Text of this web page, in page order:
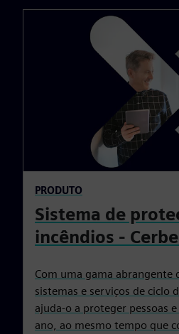
PRODUTO
Sistema de
incêndios -
Com uma gama abrangente
sistemas e serviços de ciclo
ajuda-o a proteger pessoas
ano, ao mesmo tempo que